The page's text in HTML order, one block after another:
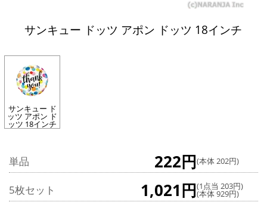
サンキュー ドッツ アポン ドッツ 18インチ
サンキュー ド
ッツ アポン ド
ッツ 18インチ
単品 222円(本体 202円)
5枚セット 1,021円(1点当 203円)
(本体 929円)